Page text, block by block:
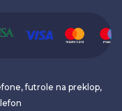
futrole na preklop,